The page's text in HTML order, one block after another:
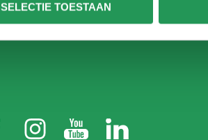
SELECTIE TOESTAAN